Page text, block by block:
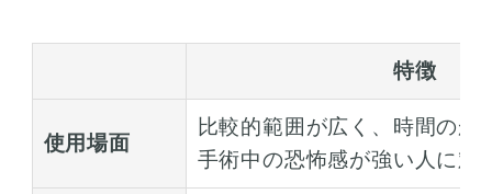
特徴
使用場面
比較的範囲が広く、時間のか
手術中の恐怖感が強い人に対